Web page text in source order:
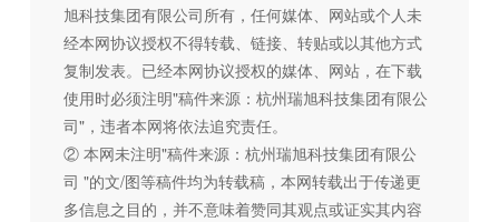
旭科技集团有限公司所有，任何媒体、网站或个人未
经本网协议授权不得转载、链接、转贴或以其他方式
复制发表。已经本网协议授权的媒体、网站，在下载
使用时必须注明"稿件来源：杭州瑞旭科技集团有限公
司"，违者本网将依法追究责任。
② 本网未注明"稿件来源：杭州瑞旭科技集团有限公
司 "的文/图等稿件均为转载稿，本网转载出于传递更
多信息之目的，并不意味着赞同其观点或证实其内容